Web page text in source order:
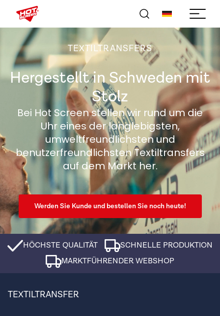
TEXTILTRANSFERS
Hergestellt in Schweden mit
Stolz
Bei Hot Screen stellen wir rund um die
Uhr eines der langlebigsten,
umweltfreundlichsten und
benutzerfreundlichsten Textiltransfers
auf dem Markt her.
Werden Sie Kunde und bestellen Sie noch heute!
HÖCHSTE QUALITÄT
SCHNELLE PRODUKTION
MARKTFÜHRENDER WEBSHOP
TEXTILTRANSFER